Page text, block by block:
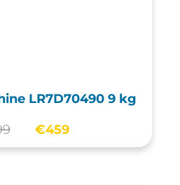
LR7D70490 9 kg
€459